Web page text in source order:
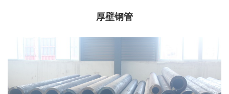
厚壁钢管